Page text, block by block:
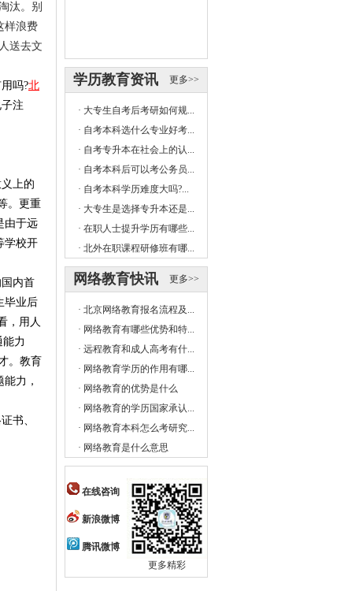
汰。别
样浪费
送去文
吗?北
注
上的
。更重
由于远
学校开
内首
毕业后
，用人
力
。教育
力，
书、
更多>>
学历教育资讯
· 大专生自考后考研如何规...
· 自考本科选什么专业好考...
· 自考专升本在社会上的认...
· 自考本科后可以考公务员...
· 自考本科学历难度大吗?...
· 大专生是选择专升本还是...
· 在职人士提升学历有哪些...
· 北外在职课程研修班有哪...
更多>>
网络教育快讯
· 北京网络教育报名流程及...
· 网络教育有哪些优势和特...
· 远程教育和成人高考有什...
· 网络教育学历的作用有哪...
· 网络教育的优势是什么
· 网络教育的学历国家承认...
· 网络教育本科怎么考研究...
· 网络教育是什么意思
在线咨询
新浪微博
腾讯微博
更多精彩